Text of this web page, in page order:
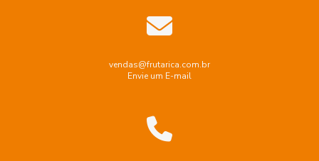
vendas@frutarica.com.br
Envie um E-mail